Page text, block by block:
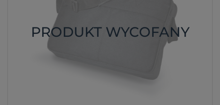
PRODUKT WYCOFANY